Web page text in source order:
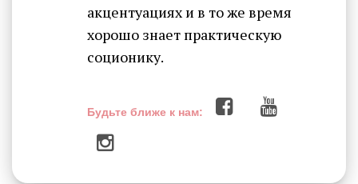
акцентуациях и в то же время
хорошо знает практическую
соционику.
Будьте ближе к нам: